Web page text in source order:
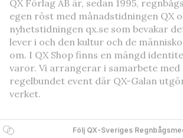
QX Förlag AB är, sedan 1995,
egen röst med månadstidningen QX
nyhetstidningen qx.se som bevakar
lever i och den kultur och de
om. I QX Shop finns en mängd
varor. Vi arrangerar i samarbete
regelbundet event där QX-Galan
verket.
Följ QX-Sveriges